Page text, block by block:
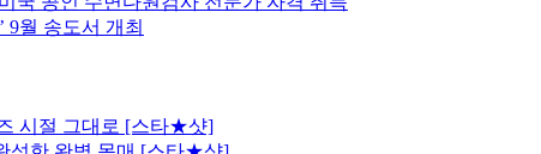
9월 송도서 개최
시절 그대로 [스타★샷]